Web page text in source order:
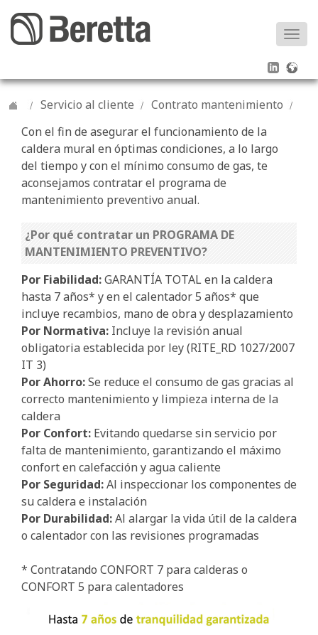
Servicio al cliente
Contrato mantenimiento
Con el fin de asegurar el funcionamiento de la
caldera mural en óptimas condiciones, a lo largo
del tiempo y con el mínimo consumo de gas, te
aconsejamos contratar el programa de
mantenimiento preventivo anual.
¿Por qué contratar un PROGRAMA DE
MANTENIMIENTO PREVENTIVO?
Por Fiabilidad:GARANTÍA TOTAL en la caldera
hasta 7 años* y en el calentador 5 años* que
incluye recambios, mano de obra y desplazamiento
Por Normativa: Incluye la revisión anual
obligatoria establecida por ley (RITE_RD 1027/2007
IT 3)
Por Ahorro:Se reduce el consumo de gas gracias al
correcto mantenimiento y limpieza interna de la
caldera
Por Confort: Evitando quedarse sin servicio por
falta de mantenimiento, garantizando el máximo
confort en calefacción y agua caliente
Por Seguridad:Al inspeccionar los componentes de
su caldera e instalación
Por Durabilidad:Al alargar la vida útil de la caldera
o calentador con las revisiones programadas
* Contratando CONFORT 7 para calderas o
CONFORT 5 para calentadores